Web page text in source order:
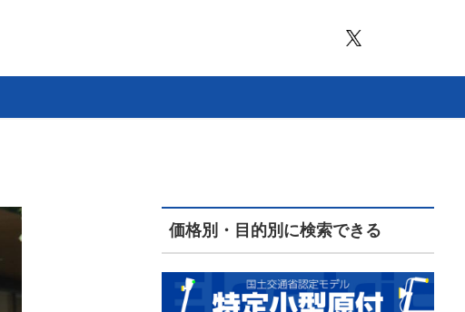
価格別・目的別に検索できる